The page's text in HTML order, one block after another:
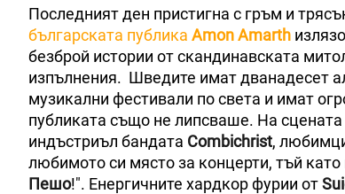
Последният ден пристигна с гръм и
българската публика Amon Amarth
безброй истории от скандинавската
изпълнения. Шведите имат дванадесет
музикални фестивали по света и имат
публиката също не липсваше. На
индъстриъл бандата Combichrist,
любимото си място за концерти, тъй
Пешо!". Енергичните хардкор фурии от